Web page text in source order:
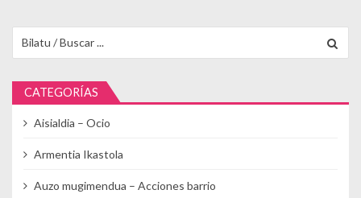
CATEGORÍAS
Aisialdia – Ocio
Armentia Ikastola
Auzo mugimendua – Acciones barrio